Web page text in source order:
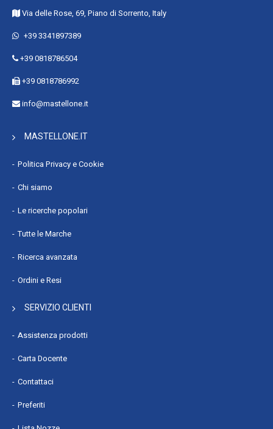
Via delle Rose, 69, Piano di Sorrento, Italy
+39 3341897389
+39 0818786504
+39 0818786992
info@mastellone.it
MASTELLONE.IT
Politica Privacy e Cookie
Chi siamo
Le ricerche popolari
Tutte le Marche
Ricerca avanzata
Ordini e Resi
SERVIZIO CLIENTI
Assistenza prodotti
Carta Docente
Contattaci
Preferiti